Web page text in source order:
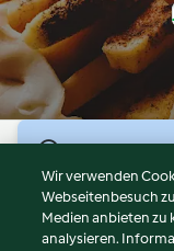
Nutzungsbedingungen
Wir verwenden
Webseitenbesuch
Medien anbieten zu
analysieren.